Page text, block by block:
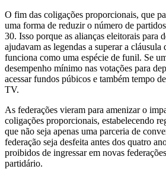
O fim das coligações proporcionais, que
uma forma de reduzir o número de
30. Isso porque as alianças eleitorais para
ajudavam as legendas a superar a cláusula
funciona como uma espécie de funil. Se
desempenho mínimo nas votações para
acessar fundos púbicos e também tempo
TV.
As federações vieram para amenizar o
coligações proporcionais, estabelecendo
que não seja apenas uma parceria de
federação seja desfeita antes dos quatro
proibidos de ingressar em novas
partidário.